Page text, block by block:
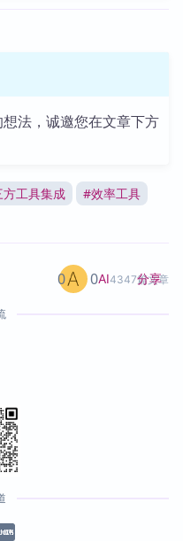
法，诚邀您在文章下方
方工具集成 #效率工具
AI4347篇文章
0 0 分享